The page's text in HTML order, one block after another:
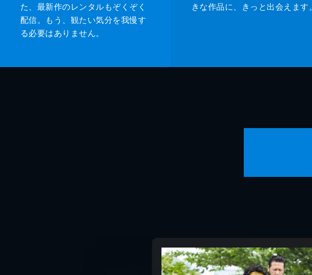
た、最新作のレンタルもぞくぞく
配信。もう、観たい気分を我慢す
る必要はありません。
きな作品に、きっと出会えます。